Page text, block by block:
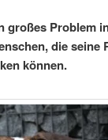
großes Problem
die
können.